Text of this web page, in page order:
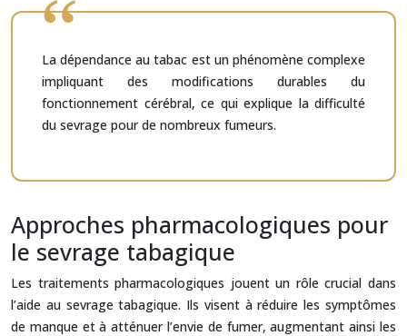
La dépendance au tabac est un phénomène complexe
impliquant des modifications durables du
fonctionnement cérébral, ce qui explique la difficulté
du sevrage pour de nombreux fumeurs.
Approches pharmacologiques pour
le sevrage tabagique
Les traitements pharmacologiques jouent un rôle crucial dans
l’aide au sevrage tabagique. Ils visent à réduire les symptômes
de manque et à atténuer l’envie de fumer, augmentant ainsi les